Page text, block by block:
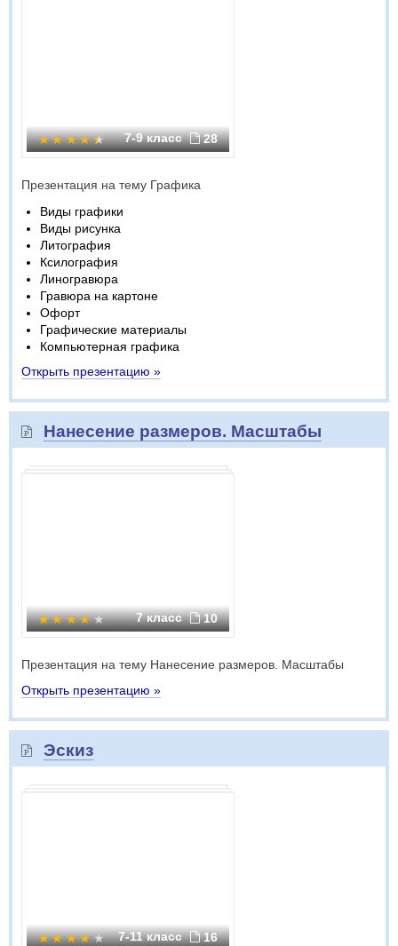
7-9 класс 28
Презентация на тему Графика
Виды графики
Виды рисунка
Литография
Ксилография
Линогравюра
Гравюра на картоне
Офорт
Графические материалы
Компьютерная графика
Открыть презентацию »
Нанесение размеров. Масштабы
7 класс 10
Презентация на тему Нанесение размеров. Масштабы
Открыть презентацию »
Эскиз
7-11 класс 16